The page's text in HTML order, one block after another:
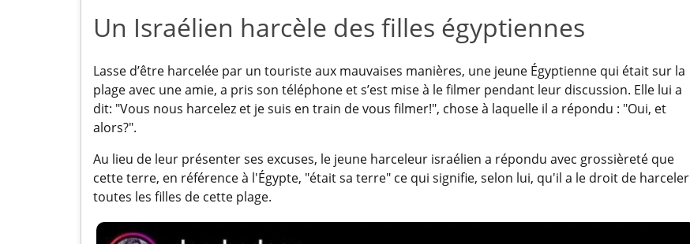
Un Israélien harcèle des filles égyptiennes
Lasse d’être harcelée par un touriste aux mauvaises manières, une jeune Égyptienne qui était sur la
plage avec une amie, a pris son téléphone et s’est mise à le filmer pendant leur discussion. Elle lui a
dit: "Vous nous harcelez et je suis en train de vous filmer!", chose à laquelle il a répondu : "Oui, et
alors?".
Au lieu de leur présenter ses excuses, le jeune harceleur israélien a répondu avec grossièreté que
cette terre, en référence à l'Égypte, "était sa terre" ce qui signifie, selon lui, qu'il a le droit de harceler
toutes les filles de cette plage.